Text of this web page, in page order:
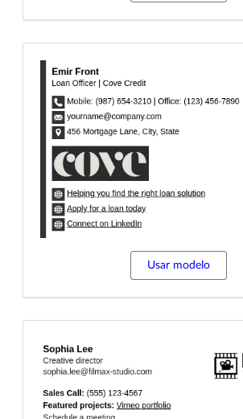
Usar modelo